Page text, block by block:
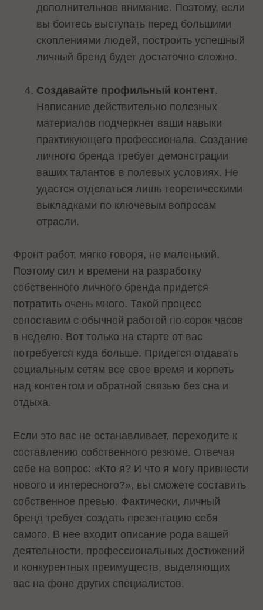
дополнительное внимание. Поэтому, если
вы боитесь выступать перед большими
скоплениями людей, построить успешный
личный бренд будет достаточно сложно.
Создавайте профильный контент.
Написание действительно полезных
материалов подчеркнет ваши навыки
практикующего профессионала. Создание
личного бренда требует демонстрации
ваших талантов в полевых условиях. Не
удастся отделаться лишь теоретическими
выкладками по ключевым вопросам
отрасли.
Фронт работ, мягко говоря, не маленький.
Поэтому сил и времени на разработку
собственного личного бренда придется
потратить очень много. Такой процесс
сопоставим с обычной работой по сорок часов
в неделю. Вот только на старте от вас
потребуется куда больше. Придется отдавать
социальным сетям все свое время и корпеть
над контентом и обратной связью без сна и
отдыха.
Если это вас не останавливает, переходите к
составлению собственного резюме. Отвечая
себе на вопрос: «Кто я? И что я могу привнести
нового и интересного?», вы сможете составить
собственное превью. Фактически, личный
бренд требует создать презентацию себя
самого. В нее входит описание рода вашей
деятельности, профессиональных достижений
и конкурентных преимуществ, выделяющих
вас на фоне других специалистов.